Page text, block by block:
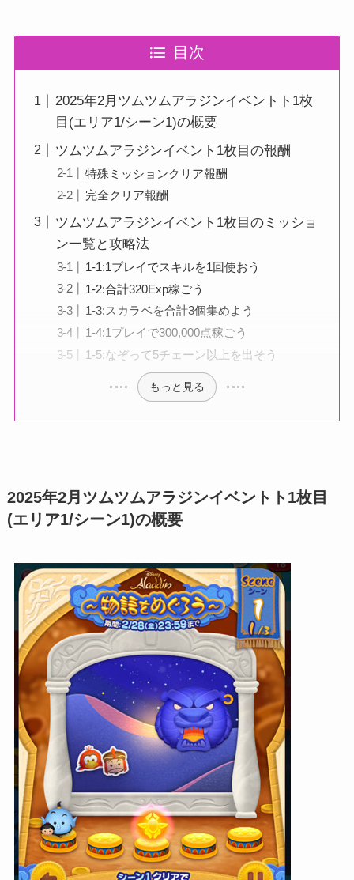
目次
2025年2月ツムツムアラジンイベントト1枚
目(エリア1/シーン1)の概要
ツムツムアラジンイベント1枚目の報酬
特殊ミッションクリア報酬
完全クリア報酬
ツムツムアラジンイベント1枚目のミッショ
ン一覧と攻略法
1-1:1プレイでスキルを1回使おう
1-2:合計320Exp稼ごう
1-3:スカラベを合計3個集めよう
1-4:1プレイで300,000点稼ごう
1-5:なぞって5チェーン以上を出そう
もっと見る
2025年2月ツムツムアラジンイベントト1枚目
(エリア1/シーン1)の概要